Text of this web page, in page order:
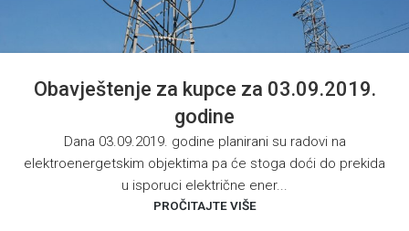
Obavještenje za kupce za 03.09.2019.
godine
Dana 03.09.2019. godine planirani su radovi na
elektroenergetskim objektima pa će stoga doći do prekida
u isporuci električne ener...
PROČITAJTE VIŠE